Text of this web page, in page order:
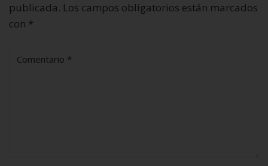
publicada. Los campos obligatorios están marcados
con *